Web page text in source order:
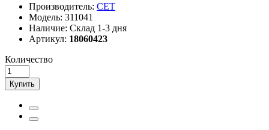
Производитель: CET
Модель: 311041
Наличие: Склад 1-3 дня
Артикул: 18060423
Количество
Купить